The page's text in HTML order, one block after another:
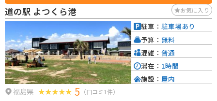
道の駅 よつくら港 お気に入り
福島県 5 （口コミ1件）
駐車： 駐車場あり
予算： 無料
混雑： 普通
滞在： 1時間
施設： 屋内